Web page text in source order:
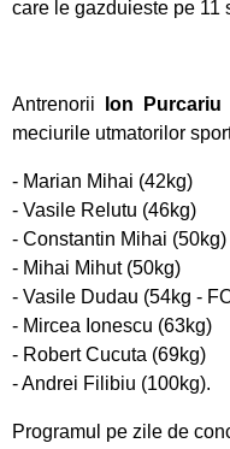
Obiectiv de
CS Ceahlăul
Campionatul de
Cooptați la
Medalii pentru
care le gazduieste pe 11
Antrenorii Ion Purcariu
meciurile utmatorilor
- Marian Mihai (42kg)
- Vasile Relutu (46kg)
- Constantin Mihai (50kg)
- Mihai Mihut (50kg)
- Vasile Dudau (54kg -
- Mircea Ionescu (63kg)
- Robert Cucuta (69kg)
- Andrei Filibiu (100kg).
Programul pe zile de